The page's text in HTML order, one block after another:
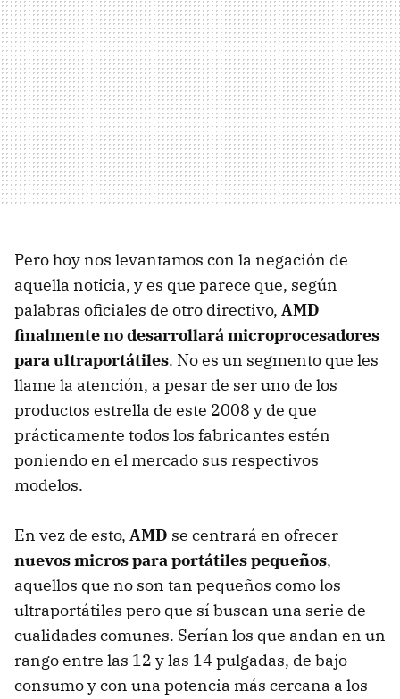
Pero hoy nos levantamos con la negación de
aquella noticia, y es que parece que, según
palabras oficiales de otro directivo, AMD
finalmente no desarrollará microprocesadores
para ultraportátiles. No es un segmento que les
llame la atención, a pesar de ser uno de los
productos estrella de este 2008 y de que
prácticamente todos los fabricantes estén
poniendo en el mercado sus respectivos
modelos.
En vez de esto, AMD se centrará en ofrecer
nuevos micros para portátiles pequeños,
aquellos que no son tan pequeños como los
ultraportátiles pero que sí buscan una serie de
cualidades comunes. Serían los que andan en un
rango entre las 12 y las 14 pulgadas, de bajo
consumo y con una potencia más cercana a los